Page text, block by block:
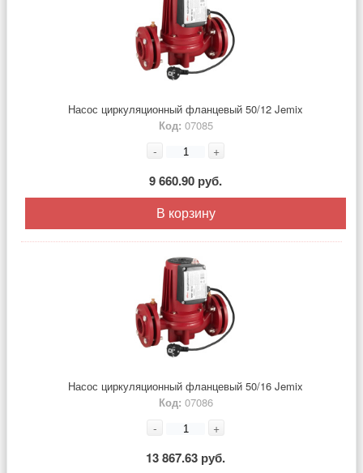
Насос циркуляционный фланцевый 50/12 Jemix
Код: 07085
- +
9 660.90 руб.
В корзину
Насос циркуляционный фланцевый 50/16 Jemix
Код: 07086
- +
13 867.63 руб.